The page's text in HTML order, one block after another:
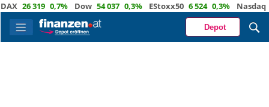
26 319 0,7% Dow 54 037 0,3% EStoxx50 6 524 0,3% Nasdaq 29
Depot